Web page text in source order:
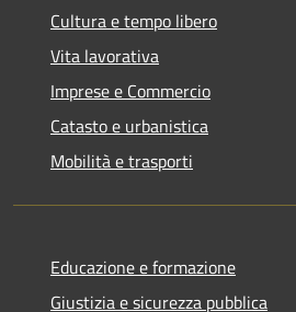
Cultura e tempo libero
Vita lavorativa
Imprese e Commercio
Catasto e urbanistica
Mobilità e trasporti
Educazione e formazione
Giustizia e sicurezza pubblica